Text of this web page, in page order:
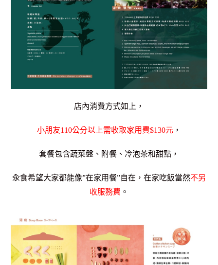
店內消費方式如上，
小朋友110公分以上需收取家用費$130元 ，
套餐包含蔬菜盤、附餐、冷泡茶和甜點，
汆食希望大家都能像”在家用餐”自在，在家吃飯當然不另
收服務費 。